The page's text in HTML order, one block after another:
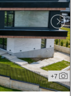
+7